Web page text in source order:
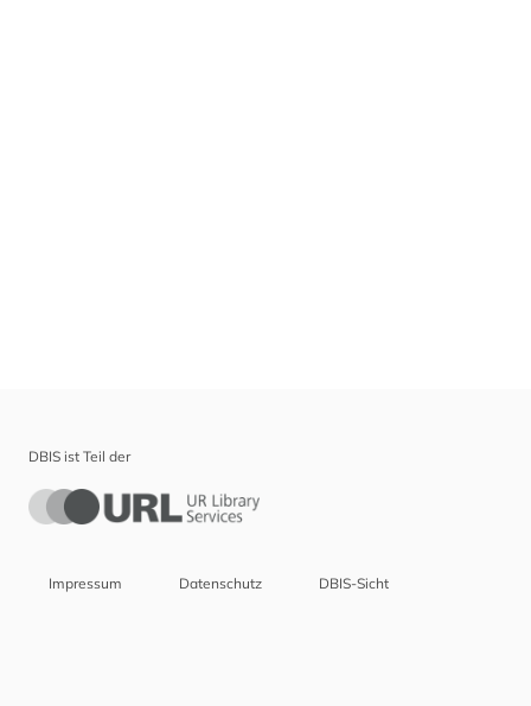
DBIS ist Teil der
Impressum Datenschutz DBIS-Sicht